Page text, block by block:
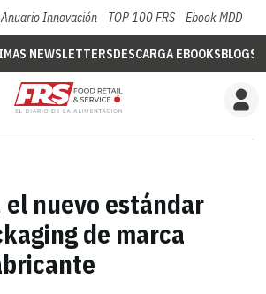
Anuario Innovación TOP 100 FRS Ebook MDD
NEWSLETTERSDESCARGA EBOOKSBLOGS
el nuevo estándar
de marca